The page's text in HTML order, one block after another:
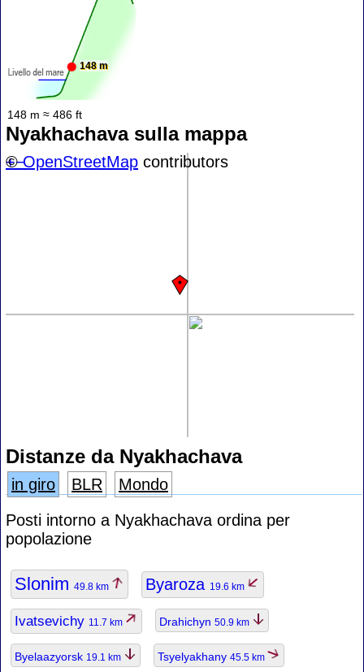
148 m
148 m ≈ 486 ft
Nyakhachava sulla mappa
+−
©OpenStreetMap contributors
Distanze da Nyakhachava
in giro BLR
Mondo
Posti intorno a Nyakhachava ordina per
popolazione
Slonim 49.8 km Byaroza 19.6 km
Ivatsevichy 11.7 km Drahichyn 50.9 km
Byelaazyorsk 19.1 km Tsyelyakhany 45.5 km